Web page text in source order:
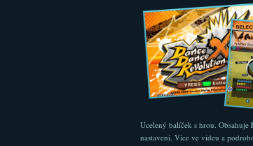
Ucelený balíček s hrou. Obsahuje
nastavení. Více ve videu a